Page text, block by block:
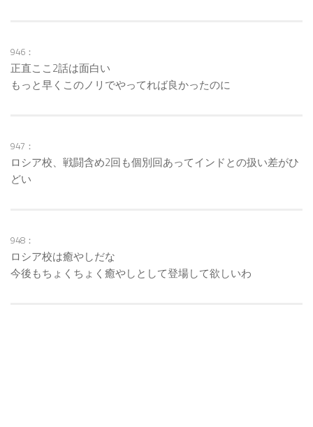
946：
正直ここ2話は面白い
もっと早くこのノリでやってれば良かったのに
947：
ロシア校、戦闘含め2回も個別回あってインドとの扱い差がひ
どい
948：
ロシア校は癒やしだな
今後もちょくちょく癒やしとして登場して欲しいわ